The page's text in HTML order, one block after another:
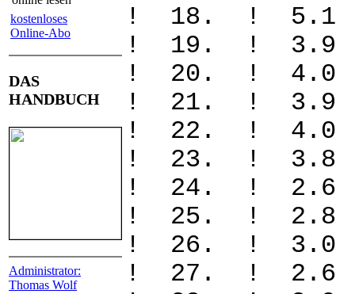
kostenloses
Online-Abo
DAS
HANDBUCH
Administrator:
Thomas Wolf
! 18. ! 5.1
! 19. ! 3.9
! 20. ! 4.0
! 21. ! 3.9
! 22. !
! 23. !
! 24. !
! 25. !
! 26. !
! 27. !